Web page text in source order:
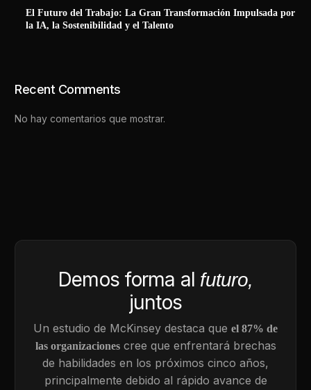
El Futuro del Trabajo: La Gran Transformación Impulsada por
la IA, la Sostenibilidad y el Talento
Recent Comments
No hay comentarios que mostrar.
Demos forma al futuro,
juntos
Un estudio de McKinsey destaca que el 87% de
las organizacionescree que enfrentará brechas
de habilidades en los próximos cinco años,
principalmente debido al rápido avance de